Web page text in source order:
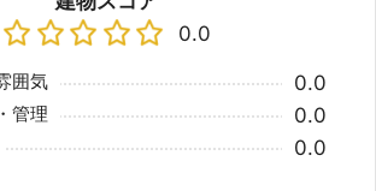
0.0
囲気 0.0
管理 0.0
0.0